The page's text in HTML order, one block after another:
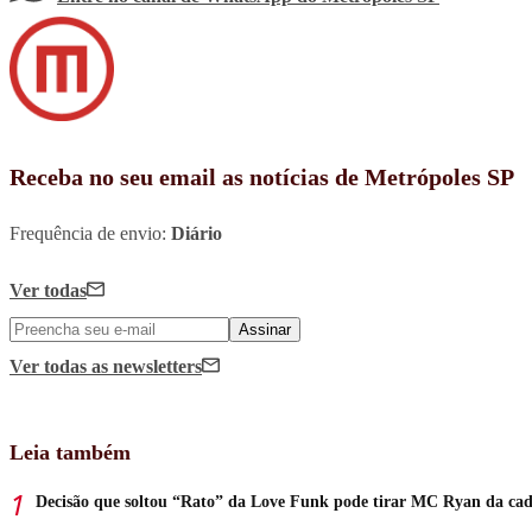
Receba no seu email as notícias de Metrópoles SP
Frequência de envio: Diário
Ver todas
Assinar
Ver todas as newsletters
Leia também
Decisão que soltou “Rato” da Love Funk pode tirar MC Ryan da